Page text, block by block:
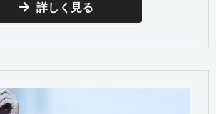
詳しく見る